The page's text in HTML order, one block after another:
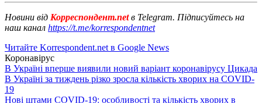
Новини від Корреспондент.netв Telegram. Підписуйтесь на
наш канал https://t.me/korrespondentnet
Читайте Korrespondent.net в Google News
Коронавірус
В Україні вперше виявили новий варіант коронавірусу Цикада
В Україні за тиждень різко зросла кількість хворих на COVID-
19
Нові штами COVID-19: особливості та кількість хворих в